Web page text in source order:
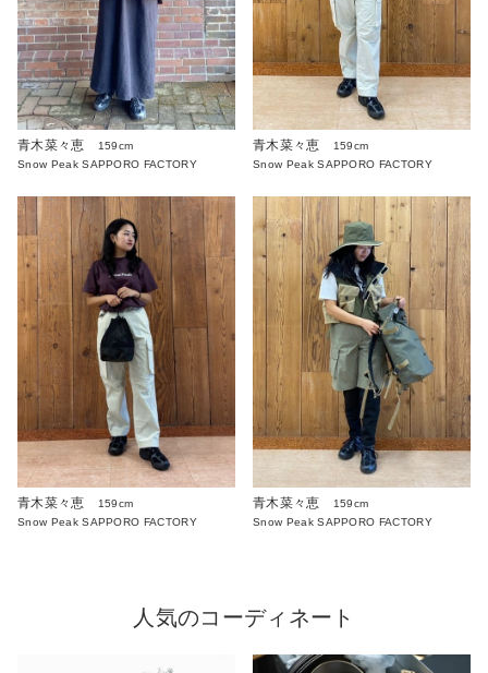
青木菜々恵
159cm
Snow Peak SAPPORO FACTORY
青木菜々恵
159cm
Snow Peak SAPPORO FACTORY
青木菜々恵
159cm
Snow Peak SAPPORO FACTORY
青木菜々恵
159cm
Snow Peak SAPPORO FACTORY
人気のコーディネート